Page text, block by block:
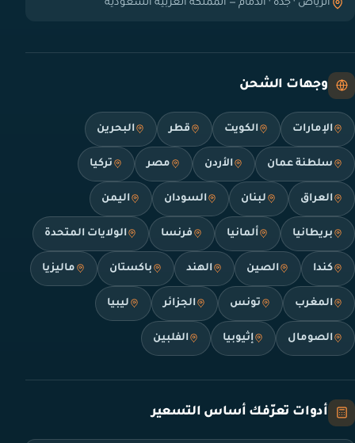
الرياض · جدة · الدمام — المملكة العربية السعودية
وجهات الشحن
الإمارات الكويت قطر البحرين
سلطنة عمان الأردن مصر تركيا
العراق لبنان السودان اليمن
بريطانيا ألمانيا فرنسا الولايات المتحدة
كندا الصين الهند باكستان ماليزيا
المغرب تونس الجزائر ليبيا
الصومال إثيوبيا الفلبين
أدوات تعرّفك أساس التسعير